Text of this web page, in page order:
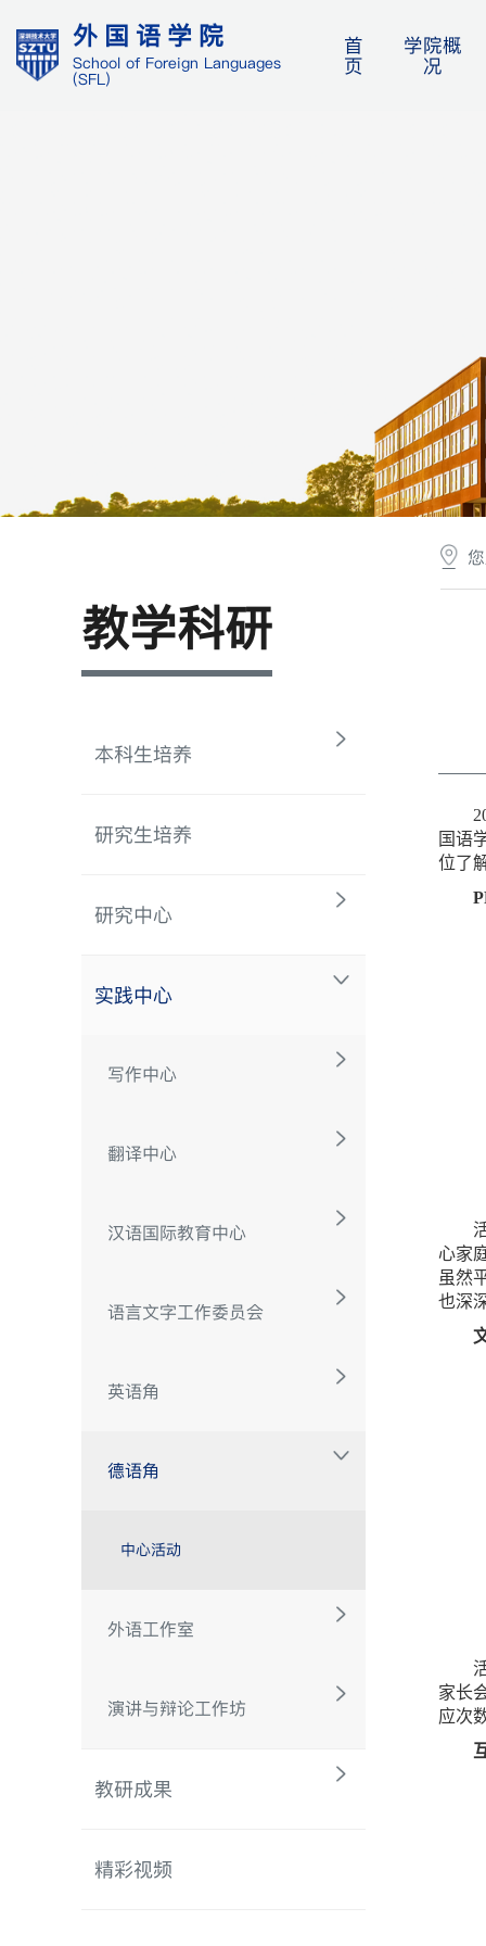
外国语学院
School of Foreign Languages
(SFL)
首
页
学院概
况
教学科研
本科生培养
研究生培养
研究中心
实践中心
写作中心
翻译中心
汉语国际教育中心
语言文字工作委员会
英语角
德语角
中心活动
外语工作室
演讲与辩论工作坊
教研成果
精彩视频
国语
位了
心家
虽然
也深
家长
应次